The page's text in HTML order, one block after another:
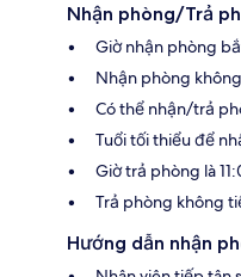
Nhận phòng/Trả
Giờ nhận phòng
Nhận phòng
Có thể nhận/trả
Tuổi tối thiểu để
Giờ trả phòng là
Trả phòng không
Hướng dẫn nhận